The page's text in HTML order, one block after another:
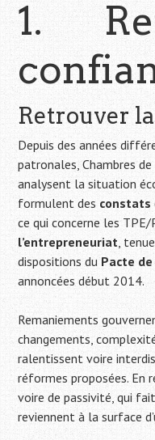
1.
Retrouver
Depuis des années
patronales, Chambres
analysent la situation
formulent des constats
ce qui concerne les
l’entrepreneuriat,
dispositions duPacte
annoncées début 2014.
Remaniements
changements,
ralentissent voire
réformes proposées. En
voire de passivité, qui
reviennent à la surface